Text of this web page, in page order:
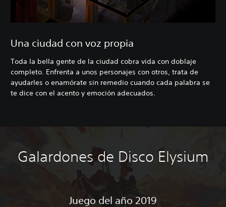
Una ciudad con voz propia
Toda la bella gente de la ciudad cobra vida con doblaje
completo. Enfrenta a unos personajes con otros, trata de
ayudarles o enamórate sin remedio cuando cada palabra se
te dice con el acento y emoción adecuados.
Galardones de Disco Elysium
Juego del año 2019